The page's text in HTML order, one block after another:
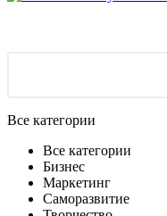
Все категории
Все категории
Бизнес
Маркетинг
Саморазвитие